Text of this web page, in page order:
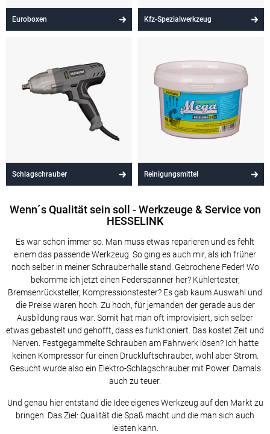
Euroboxen Kfz-Spezialwerkzeug
Schlagschrauber Reinigungsmittel
Wenn´s Qualität sein soll - Werkzeuge & Service von
HESSELINK
Es war schon immer so. Man muss etwas reparieren und es fehlt
einem das passende Werkzeug. So ging es auch mir, als ich früher
noch selber in meiner Schrauberhalle stand. Gebrochene Feder! Wo
bekomme ich jetzt einen Federspanner her? Kühlertester,
Bremsenrücksteller, Kompressionstester? Es gab kaum Auswahl und
die Preise waren hoch. Zu hoch, für jemanden der gerade aus der
Ausbildung raus war. Somit hat man oft improvisiert, sich selber
etwas gebastelt und gehofft, dass es funktioniert. Das kostet Zeit und
Nerven. Festgegammelte Schrauben am Fahrwerk lösen? Ich hatte
keinen Kompressor für einen Druckluftschrauber, wohl aber Strom.
Gesucht wurde also ein Elektro-Schlagschrauber mit Power. Damals
auch zu teuer.
Und genau hier entstand die Idee eigenes Werkzeug auf den Markt zu
bringen. Das Ziel: Qualität die Spaß macht und die man sich auch
leisten kann.